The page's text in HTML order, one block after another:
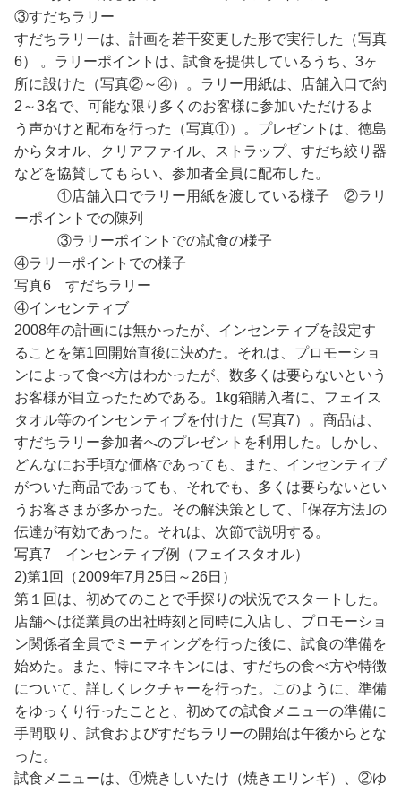
③すだちラリー
すだちラリーは、計画を若干変更した形で実行した（写真
6） 。ラリーポイントは、試食を提供しているうち、3ヶ
所に設けた（写真②～④）。ラリー用紙は、店舗入口で約
2～3名で、可能な限り多くのお客様に参加いただけるよ
う声かけと配布を行った（写真①）。プレゼントは、徳島
からタオル、クリアファイル、ストラップ、すだち絞り器
などを協賛してもらい、参加者全員に配布した。
①店舗入口でラリー用紙を渡している様子 ②ラリ
ーポイントでの陳列
③ラリーポイントでの試食の様子
④ラリーポイントでの様子
写真6 すだちラリー
④インセンティブ
2008年の計画には無かったが、インセンティブを設定す
ることを第1回開始直後に決めた。それは、プロモーショ
ンによって食べ方はわかったが、数多くは要らないという
お客様が目立ったためである。1kg箱購入者に、フェイス
タオル等のインセンティブを付けた（写真7）。商品は、
すだちラリー参加者へのプレゼントを利用した。しかし、
どんなにお手頃な価格であっても、また、インセンティブ
がついた商品であっても、それでも、多くは要らないとい
うお客さまが多かった。その解決策として、｢保存方法｣の
伝達が有効であった。それは、次節で説明する。
写真7 インセンティブ例（フェイスタオル）
2)第1回（2009年7月25日～26日）
第１回は、初めてのことで手探りの状況でスタートした。
店舗へは従業員の出社時刻と同時に入店し、プロモーショ
ン関係者全員でミーティングを行った後に、試食の準備を
始めた。また、特にマネキンには、すだちの食べ方や特徴
について、詳しくレクチャーを行った。このように、準備
をゆっくり行ったことと、初めての試食メニューの準備に
手間取り、試食およびすだちラリーの開始は午後からとな
った。
試食メニューは、①焼きしいたけ（焼きエリンギ）、②ゆ